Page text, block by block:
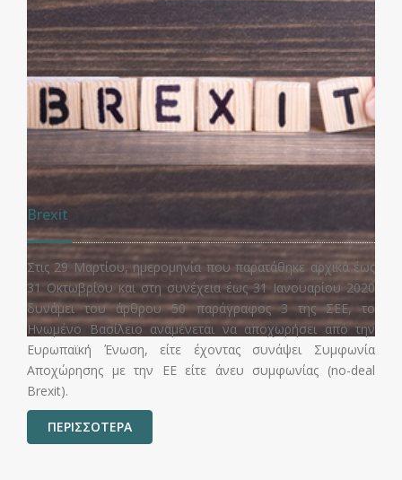
Brexit
Στις 29 Μαρτίου, ημερομηνία που παρατάθηκε αρχικά έως
31 Οκτωβρίου και στη συνέχεια έως 31 Ιανουαρίου 2020
δυνάμει του άρθρου 50 παράγραφος 3 της ΣΕΕ, το
Ηνωμένο Βασίλειο αναμένεται να αποχωρήσει από την
Ευρωπαϊκή Ένωση, είτε έχοντας συνάψει Συμφωνία
Αποχώρησης με την ΕΕ είτε άνευ συμφωνίας (no-deal
Brexit).
ΠΕΡΙΣΣΟΤΕΡΑ